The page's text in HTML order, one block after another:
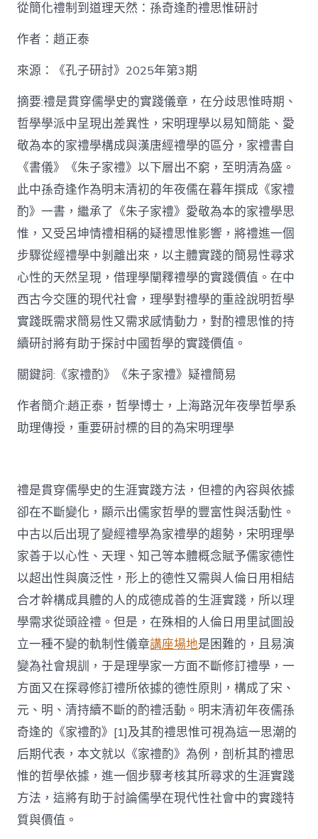
找
空
間】
從
簡
化
禮
制
到
道
理
天
然：
孫
奇
逢
酌
禮
思
中
從簡化禮制到道理天然：孫奇逢酌禮思惟研討
作者：趙正泰
來源：《孔子研討》2025年第3期
摘要:禮是貫穿儒學史的實踐儀章，在分歧思惟時期、
哲學學派中呈現出差異性，宋明理學以易知簡能、愛
敬為本的家禮學構成與漢唐經禮學的區分，家禮書自
《書儀》《朱子家禮》以下層出不窮，至明清為盛。
此中孫奇逢作為明末清初的年夜儒在暮年撰成《家禮
酌》一書，繼承了《朱子家禮》愛敬為本的家禮學思
惟，又受呂坤情禮相稱的疑禮思惟影響，將禮進一個
步驟從經禮學中剝離出來，以主體實踐的簡易性尋求
心性的天然呈現，借理學闡釋禮學的實踐價值。在中
西古今交匯的現代社會，理學對禮學的重詮說明哲學
實踐既需求簡易性又需求感情動力，對酌禮思惟的持
續研討將有助于探討中國哲學的實踐價值。
關鍵詞:《家禮酌》《朱子家禮》疑禮簡易
作者簡介:趙正泰，哲學博士，上海路況年夜學哲學系
助理傳授，重要研討標的目的為宋明理學
禮是貫穿儒學史的生涯實踐方法，但禮的內容與依據
卻在不斷變化，顯示出儒家哲學的豐富性與活動性。
中古以后出現了變經禮學為家禮學的趨勢，宋明理學
家善于以心性、天理、知己等本體概念賦予儒家德性
以超出性與廣泛性，形上的德性又需與人倫日用相結
合才幹構成具體的人的成德成善的生涯實踐，所以理
學需求從頭詮禮。但是，在殊相的人倫日用里試圖設
立一種不變的軌制性儀章講座場地是困難的，且易演
變為社會規訓，于是理學家一方面不斷修訂禮學，一
方面又在探尋修訂禮所依據的德性原則，構成了宋、
元、明、清持續不斷的酌禮活動。明末清初年夜儒孫
奇逢的《家禮酌》[1]及其酌禮思惟可視為這一思潮的
后期代表，本文就以《家禮酌》為例，剖析其酌禮思
惟的哲學依據，進一個步驟考核其所尋求的生涯實踐
方法，這將有助于討論儒學在現代性社會中的實踐特
質與價值。